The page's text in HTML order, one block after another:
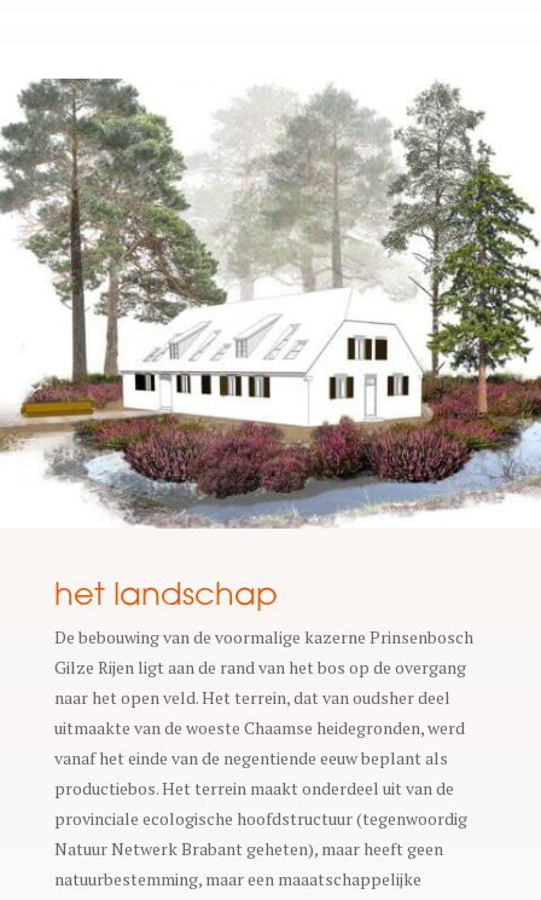
het landschap
De bebouwing van de voormalige kazerne Prinsenbosch
Gilze Rijen ligt aan de rand van het bos op de overgang
naar het open veld. Het terrein, dat van oudsher deel
uitmaakte van de woeste Chaamse heidegronden, werd
vanaf het einde van de negentiende eeuw beplant als
productiebos. Het terrein maakt onderdeel uit van de
provinciale ecologische hoofdstructuur (tegenwoordig
Natuur Netwerk Brabant geheten), maar heeft geen
natuurbestemming, maar een maaatschappelijke